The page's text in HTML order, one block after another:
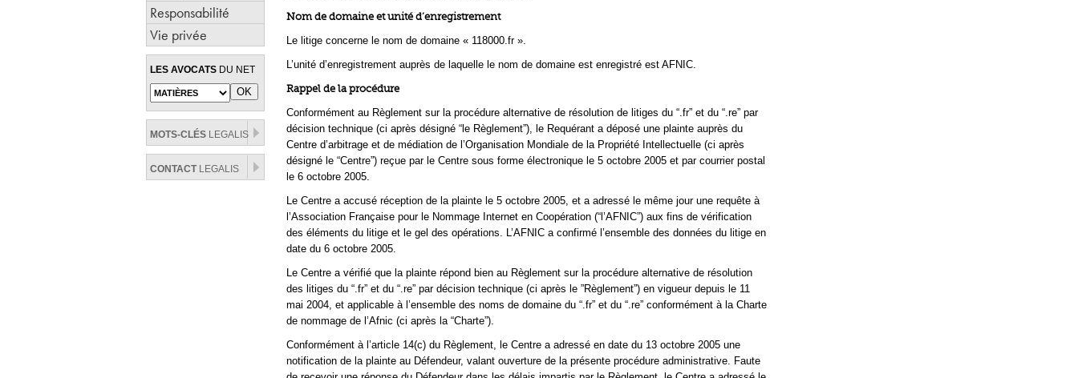
Responsabilité
Vie privée
LES AVOCATS DU NET
MOTS-CLÉS LEGALIS
CONTACTLEGALIS
Nom de domaine et unité d’enregistrement
Le litige concerne le nom de domaine « 118000.fr ».
L’unité d’enregistrement auprès de laquelle le nom de domaine est enregistré est AFNIC.
Rappel de la procédure
Conformément au Règlement sur la procédure alternative de résolution de litiges du “.fr” et du “.re” par
décision technique (ci après désigné “le Règlement”), le Requérant a déposé une plainte auprès du
Centre d’arbitrage et de médiation de l’Organisation Mondiale de la Propriété Intellectuelle (ci après
désigné le “Centre”) reçue par le Centre sous forme électronique le 5 octobre 2005 et par courrier postal
le 6 octobre 2005.
Le Centre a accusé réception de la plainte le 5 octobre 2005, et a adressé le même jour une requête à
l’Association Française pour le Nommage Internet en Coopération (“l’AFNIC”) aux fins de vérification
des éléments du litige et le gel des opérations. L’AFNIC a confirmé l’ensemble des données du litige en
date du 6 octobre 2005.
Le Centre a vérifié que la plainte répond bien au Règlement sur la procédure alternative de résolution
des litiges du “.fr” et du “.re” par décision technique (ci après le ”Règlement”) en vigueur depuis le 11
mai 2004, et applicable à l’ensemble des noms de domaine du “.fr” et du “.re” conformément à la Charte
de nommage de l’Afnic (ci après la “Charte”).
Conformément à l’article 14(c) du Règlement, le Centre a adressé en date du 13 octobre 2005 une
notification de la plainte au Défendeur, valant ouverture de la présente procédure administrative. Faute